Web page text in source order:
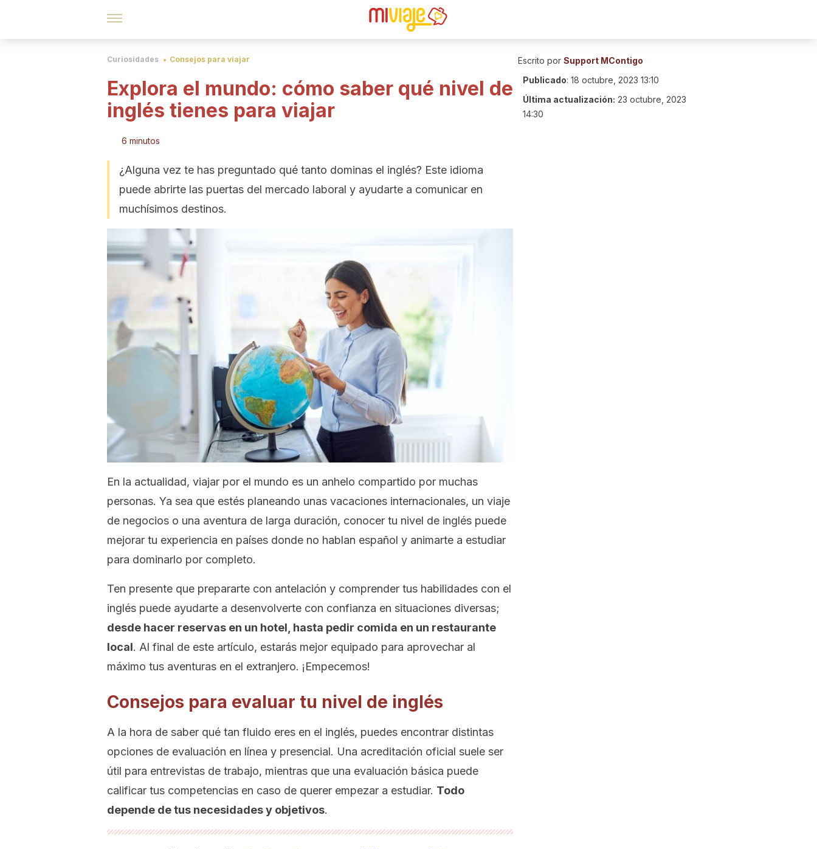
Curiosidades Consejos para viajar
Explora el mundo: cómo saber qué nivel de
inglés tienes para viajar
6 minutos
¿Alguna vez te has preguntado qué tanto dominas el inglés? Este idioma
puede abrirte las puertas del mercado laboral y ayudarte a comunicar en
muchísimos destinos.
En la actualidad, viajar por el mundo es un anhelo compartido por muchas
personas. Ya sea que estés planeando unas vacaciones internacionales, un viaje
de negocios o una aventura de larga duración, conocer tu nivel de inglés puede
mejorar tu experiencia en países donde no hablan español y animarte a estudiar
para dominarlo por completo.
Ten presente que prepararte con antelación y comprender tus habilidades con el
inglés puede ayudarte a desenvolverte con confianza en situaciones diversas;
desde hacer reservas en un hotel, hasta pedir comida en un restaurante
local. Al final de este artículo, estarás mejor equipado para aprovechar al
máximo tus aventuras en el extranjero. ¡Empecemos!
Consejos para evaluar tu nivel de inglés
A la hora de saber qué tan fluido eres en el inglés, puedes encontrar distintas
opciones de evaluación en línea y presencial. Una acreditación oficial suele ser
útil para entrevistas de trabajo, mientras que una evaluación básica puede
calificar tus competencias en caso de querer empezar a estudiar. Todo
depende de tus necesidades y objetivos.
Escrito por Support MContigo
Publicado: 18 octubre, 2023 13:10
Última actualización: 23 octubre, 2023
14:30